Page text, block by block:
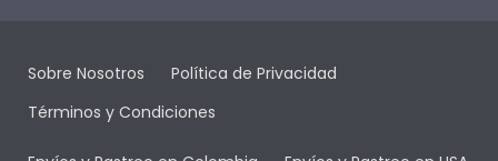
Sobre Nosotros
Política de Privacidad
Términos y Condiciones